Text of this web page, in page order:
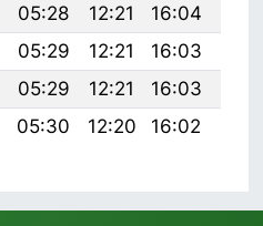
05:28 12:21 16:04
05:29 12:21 16:03
05:29 12:21 16:03
05:30 12:20 16:02